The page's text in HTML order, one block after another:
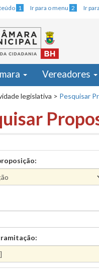
1 Ir para o menu 2 Ir
Vereadores
legislativa > Pesquisar